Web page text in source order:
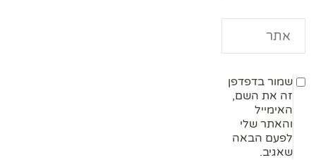
שמור בדפדפן
זה את השם,
האימייל
והאתר שלי
לפעם הבאה
שאגיב.